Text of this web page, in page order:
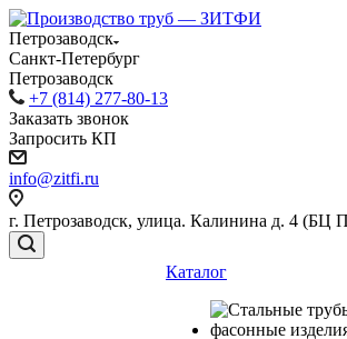
Петрозаводск
Санкт-Петербург
Петрозаводск
+7 (814) 277-80-13
Заказать звонок
Запросить КП
info@zitfi.ru
г. Петрозаводск, улица. Калинина д. 4 (БЦ
Каталог